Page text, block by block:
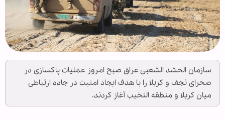
سازمان الحشد الشعبی عراق صبح امروز عملیات پاکسازی در
صحرای نجف و کربلا را با هدف ایجاد امنیت در جاده ارتباطی
میان کربلا و منطقه النخیب آغاز کردند.